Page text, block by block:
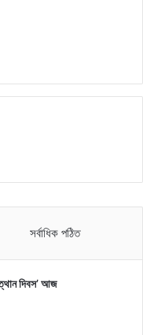
সর্বাধিক পঠিত
দিবস’ আজ